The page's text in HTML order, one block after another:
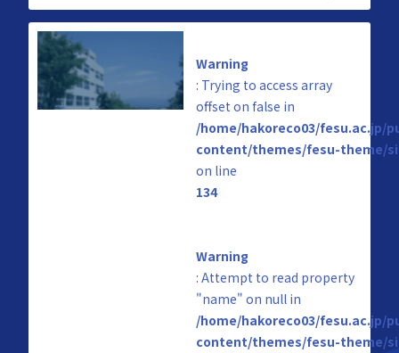
Warning
: Trying to access array
offset on false in
/home/hakoreco03/fesu.ac.jp/
content/themes/fesu-theme/
on line
134
Warning
: Attempt to read property
"name" on null in
/home/hakoreco03/fesu.ac.jp/
content/themes/fesu-theme/